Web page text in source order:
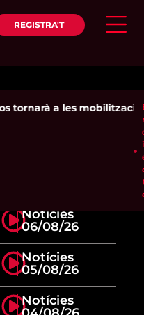
REGISTRA'T
tornarà a les
Notícies
06/08/26
Notícies
05/08/26
Notícies